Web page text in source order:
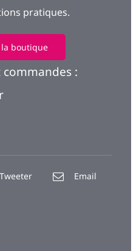
pratiques.
boutique
:
Tweeter Email